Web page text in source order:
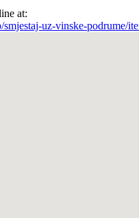
at:
uz-vinske-podrume/